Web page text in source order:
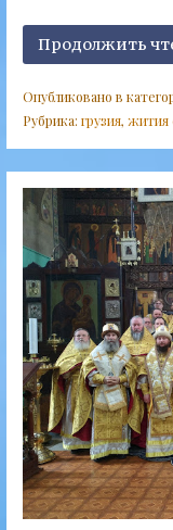
Продолжить
Опубликовано в
Рубрика: грузия, жития